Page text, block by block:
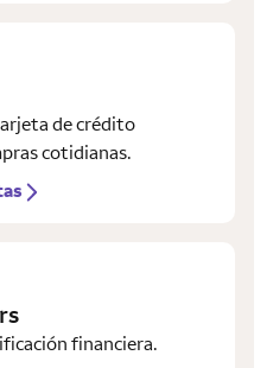
de crédito
cotidianas.
financiera.